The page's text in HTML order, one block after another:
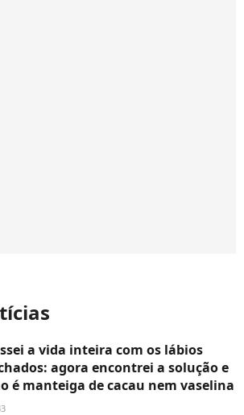
a vida inteira com os lábios
agora encontrei a solução e
é manteiga de cacau nem vaselina